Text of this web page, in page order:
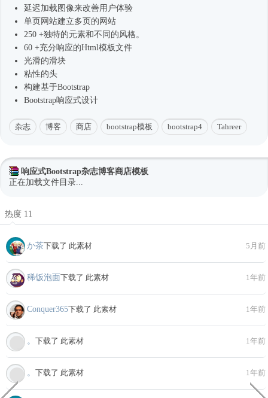
延迟加载图像来改善用户体验
单页网站建立多页的网站
250 +独特的元素和不同的风格。
60 +充分响应的Html模板文件
光滑的滑块
粘性的头
构建基于Bootstrap
Bootstrap响应式设计
杂志 博客 商店 bootstrap模板 bootstrap4 Tahreer
响应式Bootstrap杂志博客商店模板
正在加载文件目录...
热度 11
か茶下载了 此素材 5月前
稀饭泡面下载了 此素材 1年前
Conquer365下载了 此素材 1年前
。 下载了 此素材 1年前
。 下载了 此素材 1年前